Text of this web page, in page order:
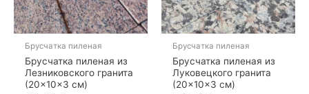
Брусчатка пиленая
Брусчатка пиленая из
Лезниковского гранита
(20×10×3 см)
Брусчатка пиленая
Брусчатка пиленая из
Луковецкого гранита
(20×10×3 см)